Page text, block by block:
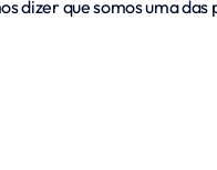
dizer que somos uma